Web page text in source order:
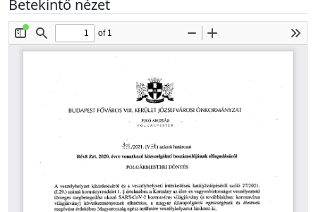
Betekintő nézet